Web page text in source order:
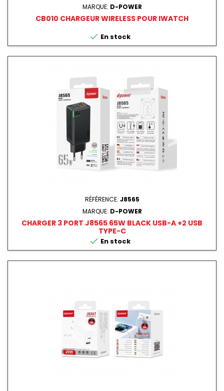
MARQUE: D-POWER
CB010 CHARGEUR WIRELESS POUR IWATCH
 En stock
RÉFÉRENCE: J8565
MARQUE: D-POWER
CHARGER 3 PORT J8565 65W BLACK USB-A +2 USB
TYPE-C
 En stock